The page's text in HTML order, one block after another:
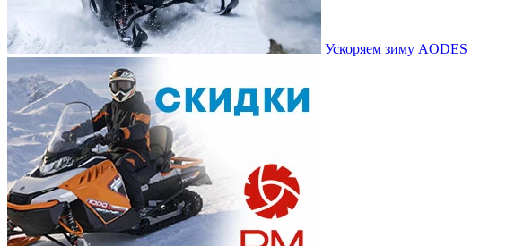
Ускоряем зиму AODES